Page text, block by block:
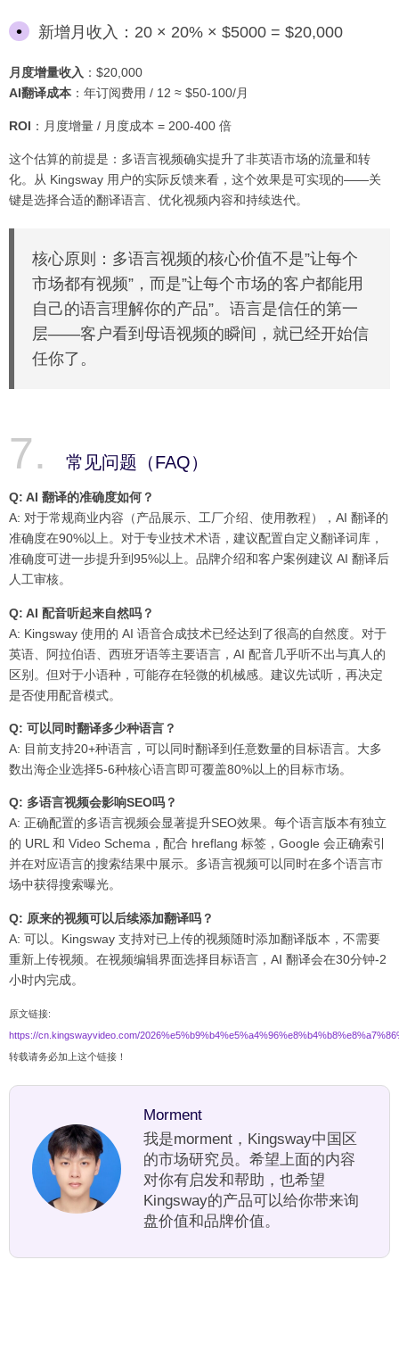
新增月收入：20 × 20% × $5000 = $20,000
月度增量收入 ：$20,000
AI翻译成本 ：年订阅费用 / 12 ≈ $50-100/月
ROI ：月度增量 / 月度成本 = 200-400 倍
这个估算的前提是：多语言视频确实提升了非英语市场的流量和转
化。从 Kingsway 用户的实际反馈来看，这个效果是可实现的——关
键是选择合适的翻译语言、优化视频内容和持续迭代。
核心原则：多语言视频的核心价值不是”让每个
市场都有视频”，而是”让每个市场的客户都能用
自己的语言理解你的产品”。语言是信任的第一
层——客户看到母语视频的瞬间，就已经开始信
任你了。
常见问题（FAQ）
Q: AI 翻译的准确度如何？
A: 对于常规商业内容（产品展示、工厂介绍、使用教程），AI 翻译的
准确度在90%以上。对于专业技术术语，建议配置自定义翻译词库，
准确度可进一步提升到95%以上。品牌介绍和客户案例建议 AI 翻译后
人工审核。
Q: AI 配音听起来自然吗？
A: Kingsway 使用的 AI 语音合成技术已经达到了很高的自然度。对于
英语、阿拉伯语、西班牙语等主要语言，AI 配音几乎听不出与真人的
区别。但对于小语种，可能存在轻微的机械感。建议先试听，再决定
是否使用配音模式。
Q: 可以同时翻译多少种语言？
A: 目前支持20+种语言，可以同时翻译到任意数量的目标语言。大多
数出海企业选择5-6种核心语言即可覆盖80%以上的目标市场。
Q: 多语言视频会影响SEO吗？
A: 正确配置的多语言视频会显著提升SEO效果。每个语言版本有独立
的 URL 和 Video Schema，配合 hreflang 标签，Google 会正确索引
并在对应语言的搜索结果中展示。多语言视频可以同时在多个语言市
场中获得搜索曝光。
Q: 原来的视频可以后续添加翻译吗？
A: 可以。Kingsway 支持对已上传的视频随时添加翻译版本，不需要
重新上传视频。在视频编辑界面选择目标语言，AI 翻译会在30分钟-2
小时内完成。
原文链接:
https://cn.kingswayvideo.com/
转载请务必加上这个链接！
Morment
我是morment，Kingsway中国区
的市场研究员。希望上面的内容
对你有启发和帮助，也希望
Kingsway的产品可以给你带来询
盘价值和品牌价值。